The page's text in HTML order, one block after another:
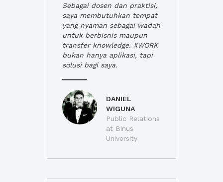
Sebagai dosen dan praktisi,
saya membutuhkan tempat
yang nyaman sebagai wadah
untuk berbisnis maupun
transfer knowledge. XWORK
bukan hanya aplikasi, tapi
solusi bagi saya.
DANIEL
WIGUNA
Public Relations
at Binus
University